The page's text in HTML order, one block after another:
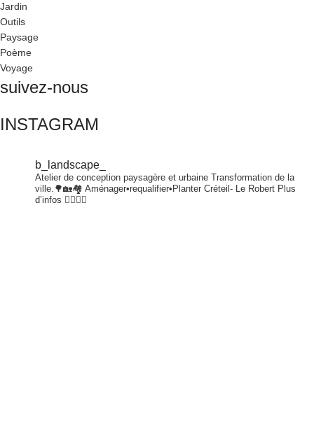
Jardin
Outils
Paysage
Poème
Voyage
suivez-nous
INSTAGRAM
b_landscape_
Atelier de conception paysagère et urbaine Transformation de la
ville.🌳🏡🏘 Aménager•requalifier•Planter Créteil- Le Robert Plus
d’infos 👇🏾👇🏾